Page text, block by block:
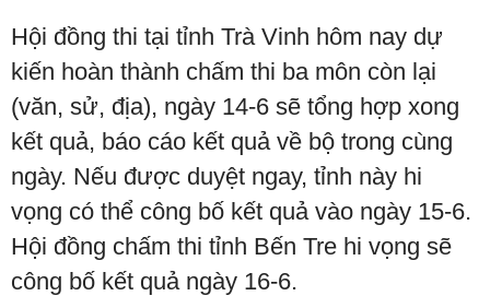
Hội đồng thi tại tỉnh Trà Vinh hôm nay dự
kiến hoàn thành chấm thi ba môn còn lại
(văn, sử, địa), ngày 14-6 sẽ tổng hợp xong
kết quả, báo cáo kết quả về bộ trong cùng
ngày. Nếu được duyệt ngay, tỉnh này hi
vọng có thể công bố kết quả vào ngày 15-6.
Hội đồng chấm thi tỉnh Bến Tre hi vọng sẽ
công bố kết quả ngày 16-6.